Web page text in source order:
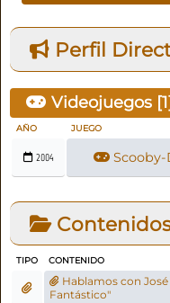
Perfil
Videojuegos [1]
AÑO JUEGO
2004 Scooby-
TIPO CONTENIDO
Hablamos con
Fantástico"